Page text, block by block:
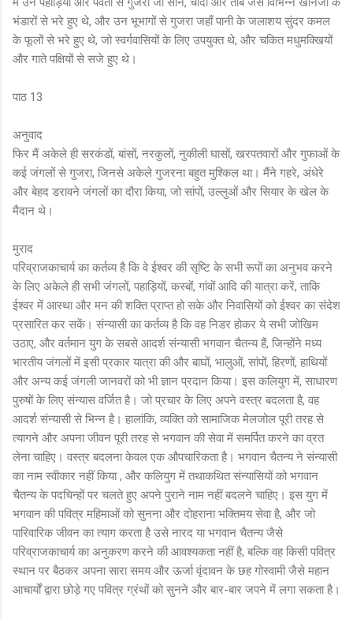
भंडारों से भरे हुए थे, और उन भूभागों से गुजरा जहाँ पानी के जलाशय सुंदर कमल
के फूलों से भरे हुए थे, जो स्वर्गवासियों के लिए उपयुक्त थे, और चकित मधुमक्खियों
और गाते पक्षियों से सजे हुए थे।
पाठ 13
अनुवाद
फिर मैं अकेले ही सरकंडों, बांसों, नरकुलों, नुकीली घासों, खरपतवारों और गुफाओं के
कई जंगलों से गुजरा, जिनसे अकेले गुजरना बहुत मुश्किल था। मैंने गहरे, अंधेरे
और बेहद डरावने जंगलों का दौरा किया, जो सांपों, उल्लुओं और सियार के खेल के
मैदान थे।
मुराद
परिव्राजकाचार्य का कर्तव्य है कि वे ईश्वर की सृष्टि के सभी रूपों का अनुभव करने
के लिए अकेले ही सभी जंगलों, पहाड़ियों, कस्बों, गांवों आदि की यात्रा करें, ताकि
ईश्वर में आस्था और मन की शक्ति प्राप्त हो सके और निवासियों को ईश्वर का संदेश
प्रसारित कर सकें। संन्यासी का कर्तव्य है कि वह निडर होकर ये सभी जोखिम
उठाए, और वर्तमान युग के सबसे आदर्श संन्यासी भगवान चैतन्य हैं, जिन्होंने मध्य
भारतीय जंगलों में इसी प्रकार यात्रा की और बाघों, भालुओं, सांपों, हिरणों, हाथियों
और अन्य कई जंगली जानवरों को भी ज्ञान प्रदान किया। इस कलियुग में, साधारण
पुरुषों के लिए संन्यास वर्जित है। जो प्रचार के लिए अपने वस्त्र बदलता है, वह
आदर्श संन्यासी से भिन्न है। हालांकि, व्यक्ति को सामाजिक मेलजोल पूरी तरह से
त्यागने और अपना जीवन पूरी तरह से भगवान की सेवा में समर्पित करने का व्रत
लेना चाहिए। वस्त्र बदलना केवल एक औपचारिकता है। भगवान चैतन्य ने संन्यासी
का नाम स्वीकार नहीं किया , और कलियुग में तथाकथित संन्यासियों को भगवान
चैतन्य के पदचिन्हों पर चलते हुए अपने पुराने नाम नहीं बदलने चाहिए। इस युग में
भगवान की पवित्र महिमाओं को सुनना और दोहराना भक्तिमय सेवा है, और जो
पारिवारिक जीवन का त्याग करता है उसे नारद या भगवान चैतन्य जैसे
परिव्राजकाचार्य का अनुकरण करने की आवश्यकता नहीं है, बल्कि वह किसी पवित्र
स्थान पर बैठकर अपना सारा समय और ऊर्जा वृंदावन के छह गोस्वामी जैसे महान
आचार्यों द्वारा छोड़े गए पवित्र ग्रंथों को सुनने और बार-बार जपने में लगा सकता है।